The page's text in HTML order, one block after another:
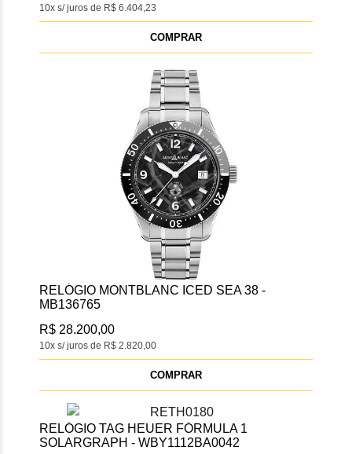
10x s/ juros de R$ 6.404,23
COMPRAR
RELÓGIO MONTBLANC ICED SEA 38 -
MB136765
10x s/ juros de R$ 2.820,00
R$ 28.200,00
COMPRAR
RELÓGIO TAG HEUER FÓRMULA 1
SOLARGRAPH - WBY1112BA0042